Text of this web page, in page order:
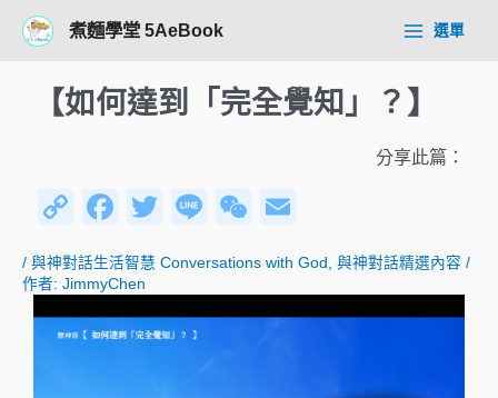
煮麵學堂 5AeBook
Main
選單
【如何達到「完全覺知」？】
分享此篇：
C
p
y
Li
F
c
e
b
T
tt
er
Li
e
W
C
h
ail
/ 與神對話生活智慧 Conversations with God 與神對話精選內容 /
作者: JimmyChen
navigation